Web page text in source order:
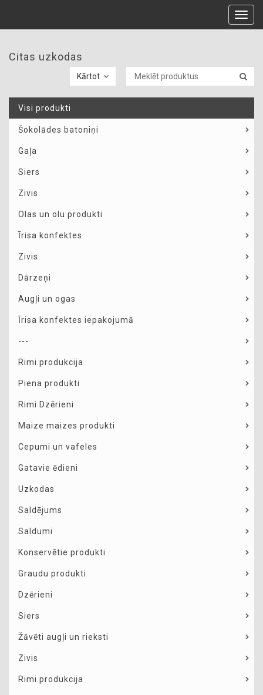
Citas uzkodas
Kārtot
Visi produkti
Šokolādes batoniņi
Gaļa
Siers
Zivis
Olas un olu produkti
Īrisa konfektes
Zivis
Dārzeņi
Augļi un ogas
Īrisa konfektes iepakojumā
---
Rimi produkcija
Piena produkti
Rimi Dzērieni
Maize maizes produkti
Cepumi un vafeles
Gatavie ēdieni
Uzkodas
Saldējums
Saldumi
Konservētie produkti
Graudu produkti
Dzērieni
Siers
Žāvēti augļi un rieksti
Zivis
Rimi produkcija